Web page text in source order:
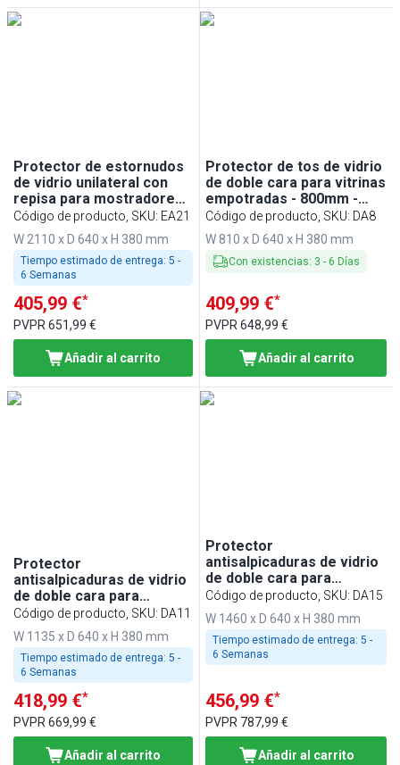
Protector de estornudos
de vidrio unilateral con
repisa para mostradores
empotrados - 2100mm -
para BA216, WA216,
KA216, PA216 y EA216
Código de producto, SKU: EA21
W 2110 x D 640 x H 380 mm
Tiempo estimado de entrega: 5 -
6 Semanas
405,99 €*
PVPR 651,99 €
Añadir al carrito
Protector de tos de vidrio
de doble cara para vitrinas
empotradas - 800mm -
compatible con BA86,
WA86, KA86, PA86 y EA86
Código de producto, SKU: DA8
W 810 x D 640 x H 380 mm
Con existencias: 3 - 6 Días
409,99 €*
PVPR648,99 €
Añadir al carrito
Protector
antisalpicaduras de vidrio
de doble cara para
mostradores empotrados
- 1100mm - compatible
con BA116, WA116, KA116,
PA116 y EA116
Código de producto, SKU: DA11
W 1135 x D 640 x H 380 mm
Tiempo estimado de entrega: 5 -
6 Semanas
418,99 €*
PVPR 669,99 €
Añadir al carrito
Protector
antisalpicaduras de vidrio
de doble cara para
mostradores empotrados
- 1500mm - para BA156,
WA156, KA156, PA156 y
EA156
Código de producto, SKU: DA15
W 1460 x D 640 x H 380 mm
Tiempo estimado de entrega: 5 -
6 Semanas
456,99 €*
PVPR 787,99 €
Añadir al carrito